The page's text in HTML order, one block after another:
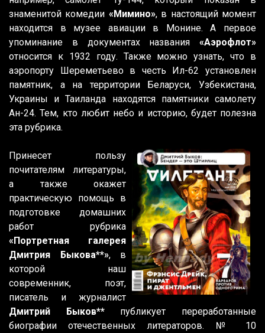
знаменитой комедии «Мимино», в настоящий момент
находится в музее авиации в Монине. А первое
упоминание в документах названия «Аэрофлот»
относится к 1932 году. Также можно узнать, что в
аэропорту Шереметьево в честь Ил-62 установлен
памятник, а на территории Беларуси, Узбекистана,
Украины и Таиланда находятся памятники самолету
Ан-24. Тем, кто любит небо и историю, будет полезна
эта рубрика.
Принесет пользу
почитателям литературы,
а также окажет
практическую помощь в
подготовке домашних
работ рубрика
«Портретная галерея
Дмитрия Быкова**», в
которой наш
современник, поэт,
писатель и журналист
Дмитрий Быков** публикует переработанные
биографии отечественных литераторов. № 10